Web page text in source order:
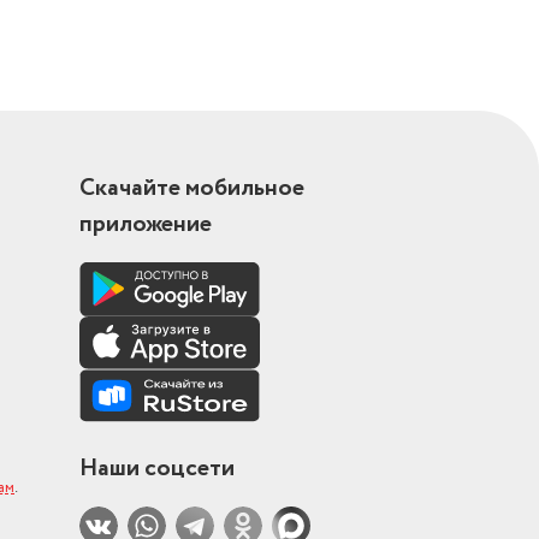
.
Скачайте мобильное
приложение
Наши соцсети